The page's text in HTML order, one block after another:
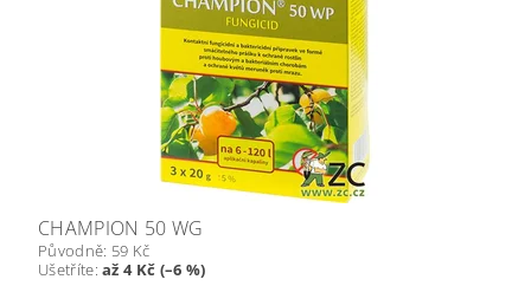
CHAMPION 50 WG
Původně: 59 Kč
Ušetříte:až 4 Kč (–6 %)